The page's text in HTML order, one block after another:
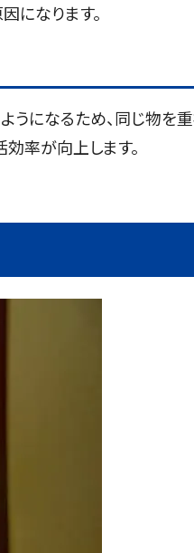
になります。
うになるため、同じ物を
率が向上します。